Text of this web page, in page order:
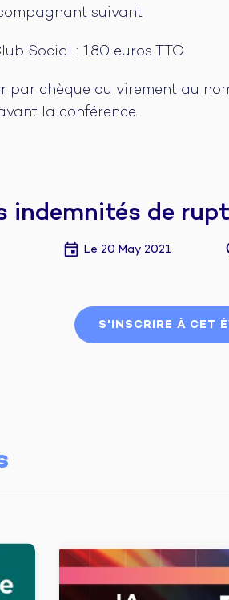
suivant
Social : 180 euros TTC
par chèque ou virement au
la conférence.
indemnités de
Le 20 May 2021
S'INSCRIRE À CET